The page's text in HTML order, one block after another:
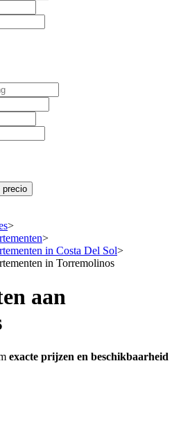
precio
>
>
in Costa Del Sol>
in Torremolinos
aan
exacte prijzen en beschikbaarheid